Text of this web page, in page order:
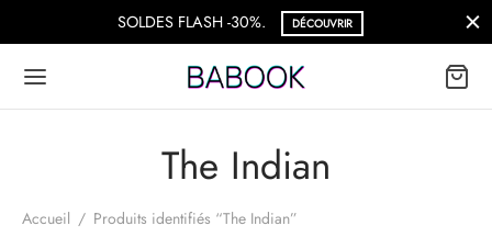
SOLDES FLASH -30%. DÉCOUVRIR
The Indian
Accueil / Produits identifiés “The Indian”